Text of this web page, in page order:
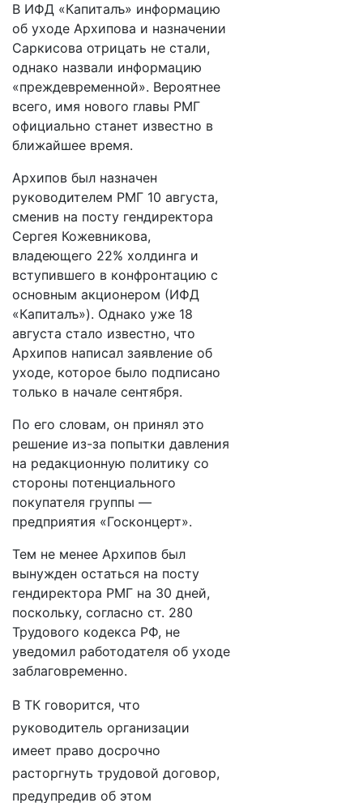
В ИФД «Капиталъ» информацию
об уходе Архипова и назначении
Саркисова отрицать не стали,
однако назвали информацию
«преждевременной». Вероятнее
всего, имя нового главы РМГ
официально станет известно в
ближайшее время.
Архипов был назначен
руководителем РМГ 10 августа,
сменив на посту гендиректора
Сергея Кожевникова,
владеющего 22% холдинга и
вступившего в конфронтацию с
основным акционером (ИФД
«Капиталъ»). Однако уже 18
августа стало известно, что
Архипов написал заявление об
уходе, которое было подписано
только в начале сентября.
По его словам, он принял это
решение из-за попытки давления
на редакционную политику со
стороны потенциального
покупателя группы —
предприятия «Госконцерт».
Тем не менее Архипов был
вынужден остаться на посту
гендиректора РМГ на 30 дней,
поскольку, согласно ст. 280
Трудового кодекса РФ, не
уведомил работодателя об уходе
заблаговременно.
В ТК говорится, что
руководитель организации
имеет право досрочно
расторгнуть трудовой договор,
предупредив об этом